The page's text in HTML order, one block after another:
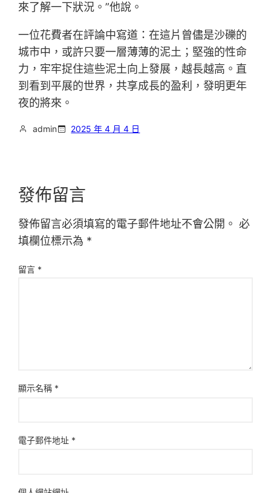
來了解一下狀況。”他說。
一位花費者在評論中寫道：在這片曾儘是沙礫的
城市中，或許只要一層薄薄的泥土；堅強的性命
力，牢牢捉住這些泥土向上發展，越長越高。直
到看到平展的世界，共享成長的盈利，發明更年
夜的將來。
admin 2025 年 4 月 4 日
發佈留言
發佈留言必須填寫的電子郵件地址不會公開。 必
填欄位標示為 *
留言 *
顯示名稱 *
電子郵件地址 *